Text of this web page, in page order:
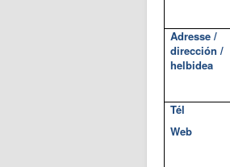
Adresse /
dirección /
helbidea
Tél
Web